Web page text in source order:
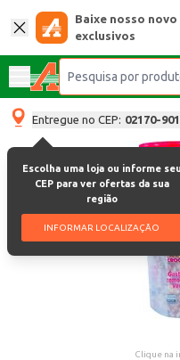
Baixe nosso
exclusivos
Entregue no CEP: 02170-901
Escolha uma loja ou informe seu
CEP para ver ofertas da sua
região
INFORMAR LOCALIZAÇÃO
Clique na